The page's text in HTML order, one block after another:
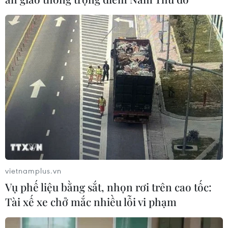
điều trị bệnh Alzheimer
16/07/2026 23:00
Đồng Tháp: Cấy mô mở hướng nâng
tầm ngành hàng hoa cảnh Sa Đéc
16/07/2026 01:20
Đột phá dùng ánh sáng "đánh thức"
tế bào ung thư ngủ đông
Australia thử nghiệm liệu pháp tế
bào gốc mới điều trị bệnh Parkinson
vietnamplus.vn
Vụ phế liệu bằng sắt, nhọn rơi trên cao tốc:
Tài xế xe chở mắc nhiều lỗi vi phạm